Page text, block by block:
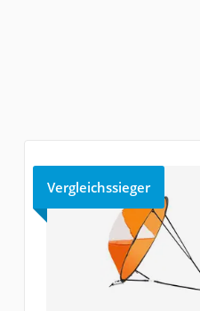
Vergleichssieger